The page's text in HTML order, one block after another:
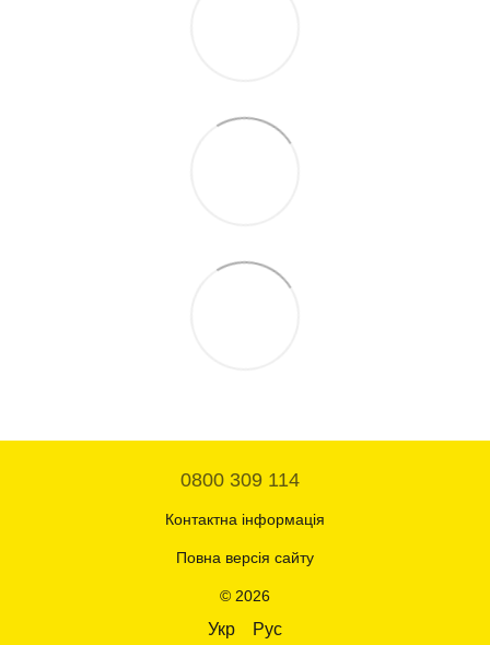
0800 309 114
Контактна інформація
Повна версія сайту
© 2026
Укр Рус